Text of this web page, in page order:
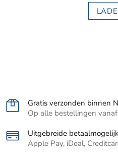
Gratis verzonden binnen
Op alle bestellingen
Uitgebreide
Apple Pay, iDeal,